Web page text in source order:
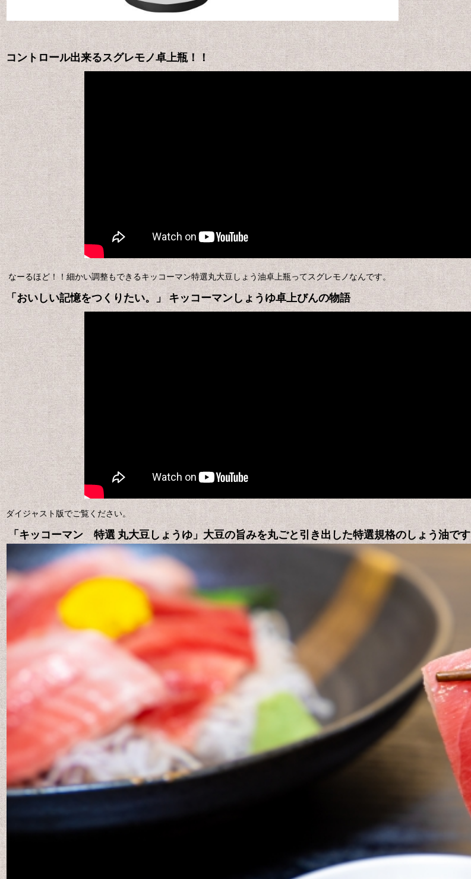
コントロール出来るスグレモノ卓上瓶！！
なーるほど！！細かい調整もできるキッコーマン特選丸大豆しょう油卓上瓶ってスグレモノなんです。
「おいしい記憶をつくりたい。」 キッコーマンしょうゆ卓上びんの物語
ダイジャスト版でご覧ください。
「キッコーマン 特選 丸大豆しょうゆ」大豆の旨みを丸ごと引き出した特選規格のしょう油です